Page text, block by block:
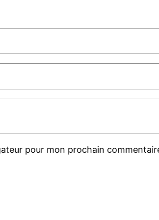
pour mon prochain